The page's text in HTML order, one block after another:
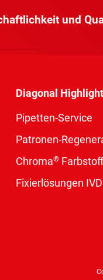
und
Diagonal
Pipetten-Service
Patronen-
Chroma®
Fixierlösungen